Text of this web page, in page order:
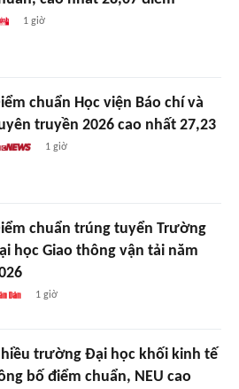
1 giờ
chuẩn Học viện Báo chí và
truyền 2026 cao nhất 27,23
1 giờ
chuẩn trúng tuyển Trường
học Giao thông vận tải năm
1 giờ
trường Đại học khối kinh tế
bố điểm chuẩn, NEU cao